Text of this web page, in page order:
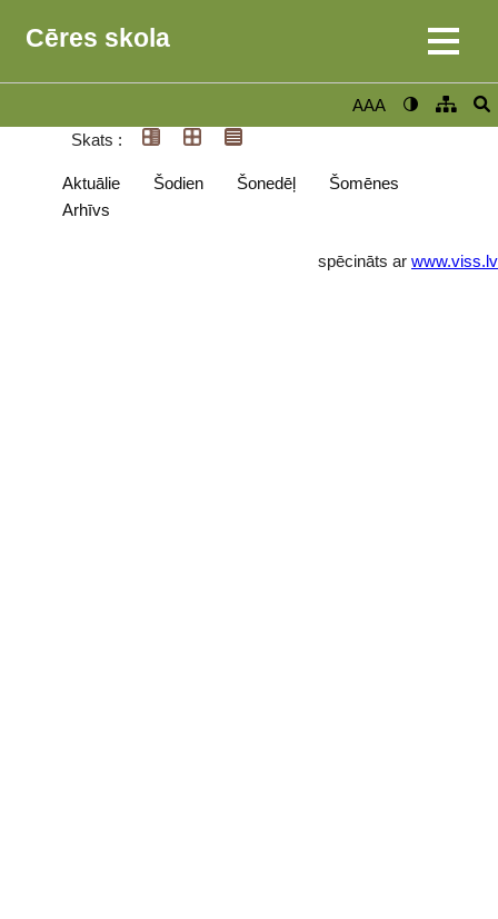
Cēres skola
AAA
Skats :
Aktuālie Šodien Šonedēļ
Šomēnes
Arhīvs
spēcināts ar www.viss.lv